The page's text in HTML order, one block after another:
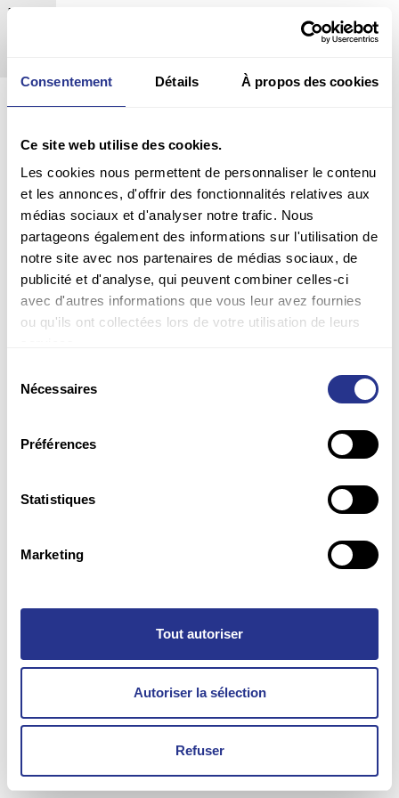
Consentement Détails À propos des cookies
Ce site web utilise des cookies.
Les cookies nous permettent de personnaliser le contenu
et les annonces, d'offrir des fonctionnalités relatives aux
médias sociaux et d'analyser notre trafic. Nous
partageons également des informations sur l'utilisation de
notre site avec nos partenaires de médias sociaux, de
publicité et d'analyse, qui peuvent combiner celles-ci
avec d'autres informations que vous leur avez fournies
ou qu'ils ont collectées lors de votre utilisation de leurs
Nécessaires
Préférences
Statistiques
Marketing
Tout autoriser
Autoriser la sélection
Refuser
Europe